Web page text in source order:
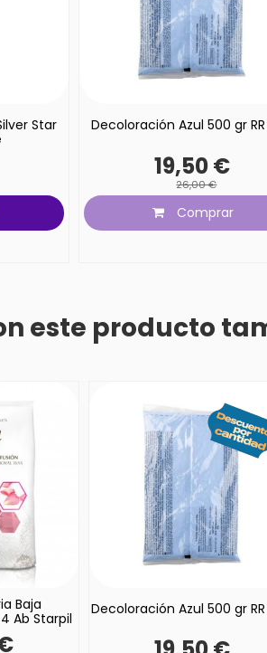
Star
Decoloración Azul 500 gr RR
19,50 €
26,00 €
Comprar
este producto
Baja
Ab Starpil
Decoloración Azul 500 gr RR